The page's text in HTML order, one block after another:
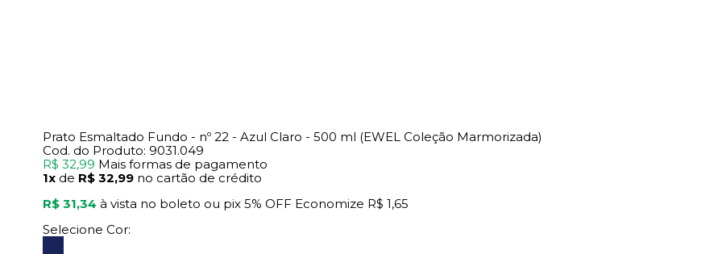
Prato Esmaltado Fundo - nº 22 - Azul Claro - 500 ml (EWEL Coleção Marmorizada)
Cod. do Produto: 9031.049
R$ 32,99 Mais formas de pagamento
1x de R$ 32,99 no cartão de crédito
R$ 31,34 à vista no boleto ou pix 5% OFF Economize R$ 1,65
Selecione Cor: